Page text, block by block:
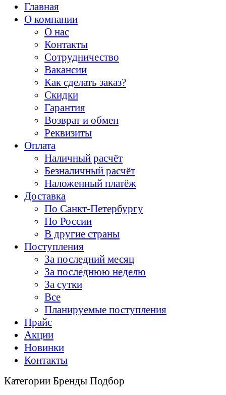
Главная
О компании
О нас
Контакты
Сотрудничество
Вакансии
Как сделать заказ?
Скидки
Гарантия
Возврат и обмен
Реквизиты
Оплата
Наличный расчёт
Безналичный расчёт
Наложенный платёж
Доставка
По Санкт-Петербургу
По России
В другие страны
Поступления
За последний месяц
За последнюю неделю
За сутки
Все
Планируемые поступления
Прайс
Акции
Новинки
Контакты
Категории Бренды Подбор